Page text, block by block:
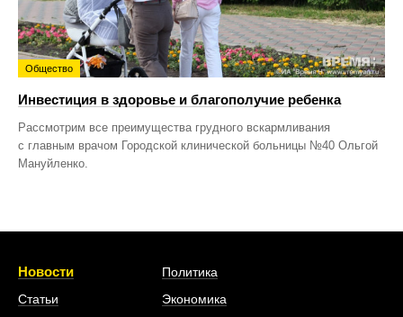
Общество
Инвестиция в здоровье и благополучие ребенка
Рассмотрим все преимущества грудного вскармливания
с главным врачом Городской клинической больницы №40 Ольгой
Мануйленко.
Новости
Статьи
Политика
Экономика